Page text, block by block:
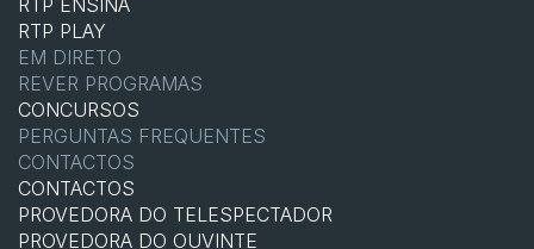
RTP PLAY
EM DIRETO
REVER PROGRAMAS
CONCURSOS
PERGUNTAS FREQUENTES
CONTACTOS
CONTACTOS
PROVEDORA DO TELESPECTADOR
PROVEDORA DO OUVINTE